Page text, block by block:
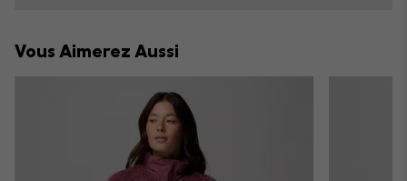
Vous Aimerez Aussi